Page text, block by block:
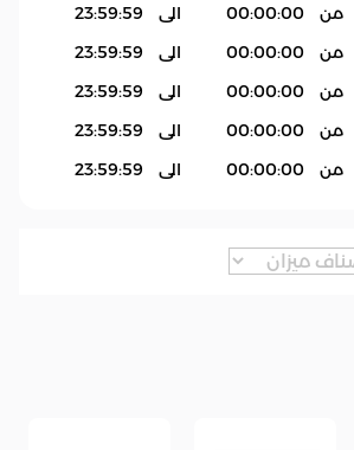
من 00:00:00 الى
23:59:59
من 00:00:00 الى
23:59:59
من 00:00:00 الى
23:59:59
من 00:00:00 الى
23:59:59
من 00:00:00 الى 23:59:59